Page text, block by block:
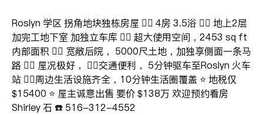
Roslyn 学区 拐角地块独栋房屋 👉🏻 4房 3.5浴 👉🏻 地上2层
加完工地下室 加独立车库 👉🏻 超大使用空间，2453 sq ft
内部面积 👉🏻 宽敞后院， 5000尺土地，加独享侧面一条马
路 👉🏻 屋况极好， 👉🏻交通便利， 5分钟驱车至Roslyn 火车
站 👉🏻周边生活设施齐全，10分钟生活圈覆盖 ⭐️ 地税仅
$15400 ⭐️ 屋主诚意出售 要价 $138万 欢迎预约看房
Shirley 石 ☎️ 516-312-4552